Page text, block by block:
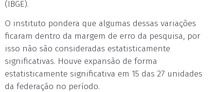
(IBGE).
O instituto pondera que algumas dessas variações
ficaram dentro da margem de erro da pesquisa, por
isso não são consideradas estatisticamente
significativas. Houve expansão de forma
estatisticamente significativa em 15 das 27 unidades
da federação no período.